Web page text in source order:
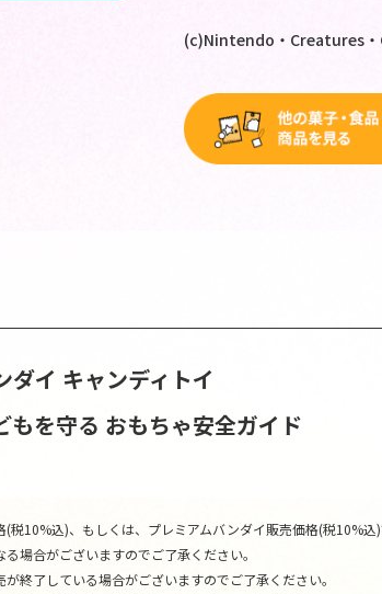
(c)Nintendo・Creatures・
ダイ キャンディトイ
もを守る おもちゃ安全ガイド
10%込)、もしくは、プレミアムバンダイ販売価格(税10%込)
場合がございますのでご了承ください。
終了している場合がございますのでご了承ください。